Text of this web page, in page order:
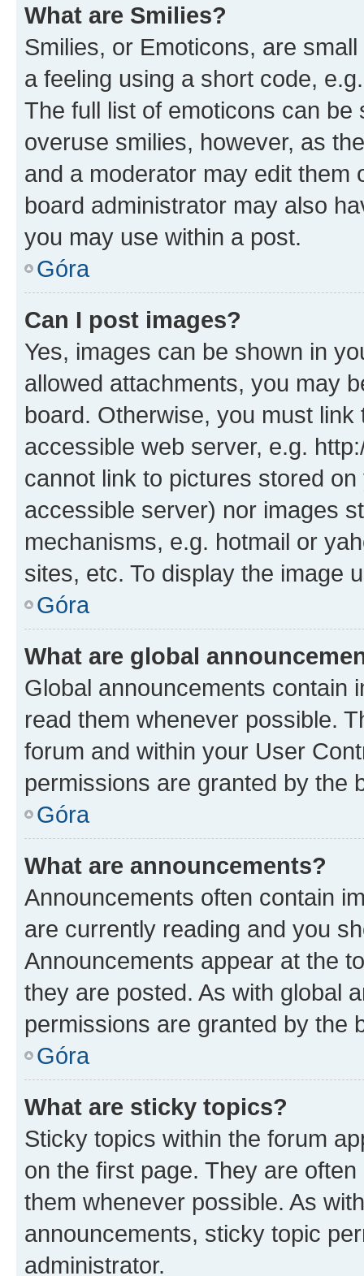
What are Smilies?
Smilies, or Emoticons, are
a feeling using a short code,
The full list of emoticons can
overuse smilies, however, as
and a moderator may edit them
board administrator may also
you may use within a post.
Góra
Can I post images?
Yes, images can be shown in
allowed attachments, you may
board. Otherwise, you must
accessible web server, e.g.
cannot link to pictures stored
accessible server) nor images
mechanisms, e.g. hotmail or
sites, etc. To display the image
Góra
What are global
Global announcements contain
read them whenever possible.
forum and within your User
permissions are granted by the
Góra
What are announcements?
Announcements often contain
are currently reading and you
Announcements appear at the
they are posted. As with global
permissions are granted by the
Góra
What are sticky topics?
Sticky topics within the forum
on the first page. They are
them whenever possible. As
announcements, sticky topic
administrator.